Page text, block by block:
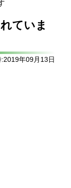
ていま
年09月13日